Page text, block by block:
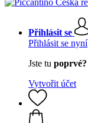
Přihlásit se
Přihlásit se nyní
Jste tu poprvé?
Vytvořit účet